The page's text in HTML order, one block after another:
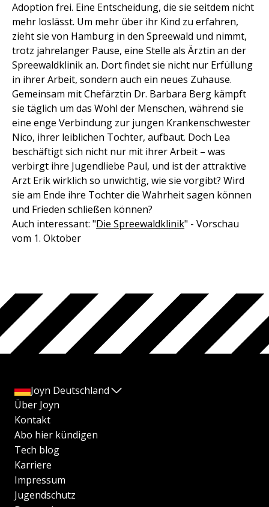
Adoption frei. Eine Entscheidung, die sie seitdem nicht
mehr loslässt. Um mehr über ihr Kind zu erfahren,
zieht sie von Hamburg in den Spreewald und nimmt,
trotz jahrelanger Pause, eine Stelle als Ärztin an der
Spreewaldklinik an. Dort findet sie nicht nur Erfüllung
in ihrer Arbeit, sondern auch ein neues Zuhause.
Gemeinsam mit Chefärztin Dr. Barbara Berg kämpft
sie täglich um das Wohl der Menschen, während sie
eine enge Verbindung zur jungen Krankenschwester
Nico, ihrer leiblichen Tochter, aufbaut. Doch Lea
beschäftigt sich nicht nur mit ihrer Arbeit – was
verbirgt ihre Jugendliebe Paul, und ist der attraktive
Arzt Erik wirklich so unwichtig, wie sie vorgibt? Wird
sie am Ende ihre Tochter die Wahrheit sagen können
und Frieden schließen können?
Auch interessant: "Die Spreewaldklinik" - Vorschau
vom 1. Oktober
Joyn Deutschland
Über Joyn
Kontakt
Abo hier kündigen
Tech blog
Karriere
Impressum
Jugendschutz